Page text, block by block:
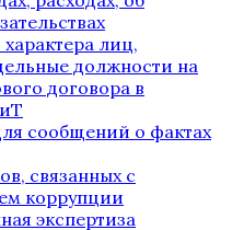
лиц,
должности на
договора в
сообщений о фактах
связанных с
коррупции
экспертиза